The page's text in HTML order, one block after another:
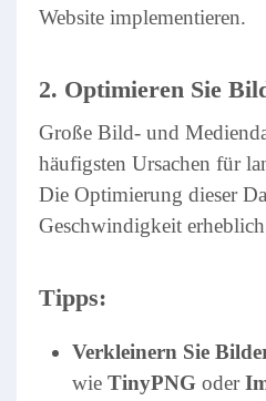
Website implementieren.
2. Optimieren Sie
Große Bild- und
häufigsten Ursachen für
Die Optimierung dieser
Geschwindigkeit erheblich
Tipps:
Verkleinern Sie
wie TinyPNG oder